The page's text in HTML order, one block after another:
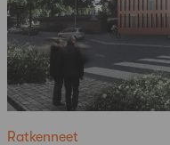
Ratkenneet